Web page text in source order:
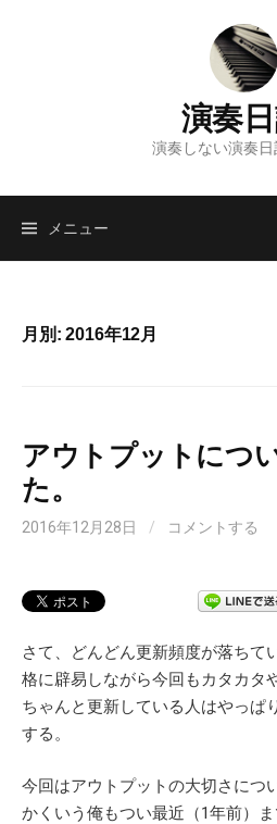
キ
プ
演奏
演奏しない演奏日
メニュー
月別: 2016年12月
アウトプットにつ
た。
2016年12月28日 / コメントする
さて、どんどん更新頻度が落ちて
格に辟易しながら今回もカタカタ
ちゃんと更新している人はやっぱ
する。
今回はアウトプットの大切さにつ
かくいう俺もつい最近（1年前）